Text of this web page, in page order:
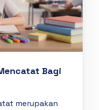
Bagi
merupakan